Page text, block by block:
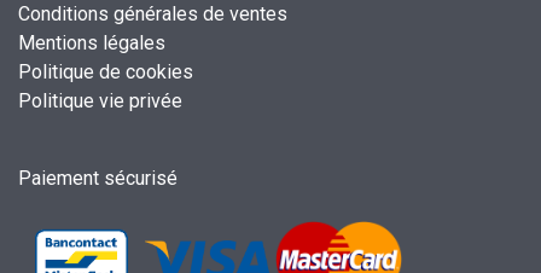
Conditions générales de ventes
Mentions légales
Politique de cookies
Politique vie privée
Paiement sécurisé